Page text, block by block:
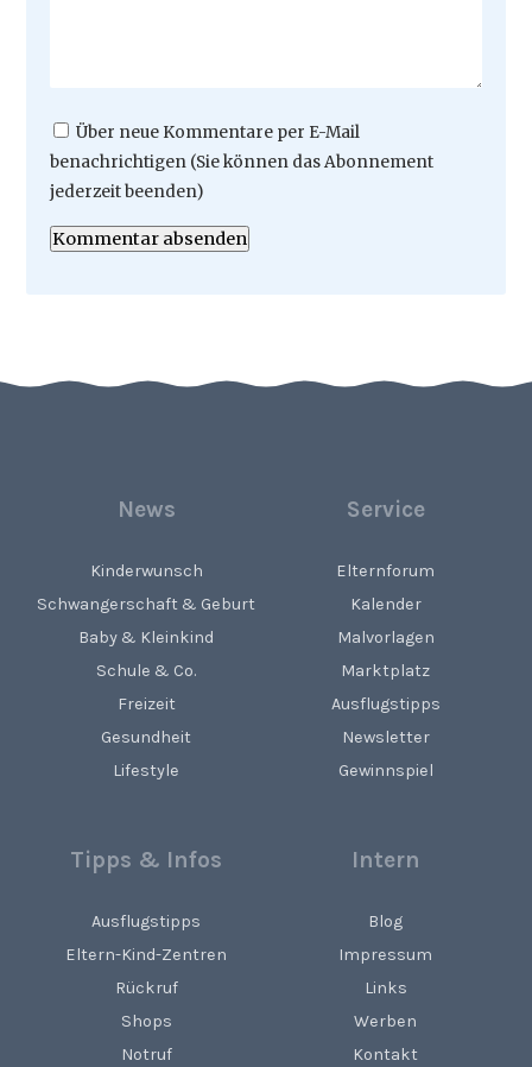
Über neue Kommentare per E-Mail
benachrichtigen (Sie können das Abonnement
jederzeit beenden)
Kommentar absenden
News
Kinderwunsch
Schwangerschaft & Geburt
Baby & Kleinkind
Schule & Co.
Freizeit
Gesundheit
Lifestyle
Service
Elternforum
Kalender
Malvorlagen
Marktplatz
Ausflugstipps
Newsletter
Gewinnspiel
Tipps & Infos
Ausflugstipps
Eltern-Kind-Zentren
Rückruf
Shops
Notruf
Intern
Blog
Impressum
Links
Werben
Kontakt